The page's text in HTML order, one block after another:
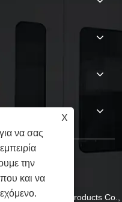
Tuoyuan Metal Products Co.,
X
να σας
την
και να